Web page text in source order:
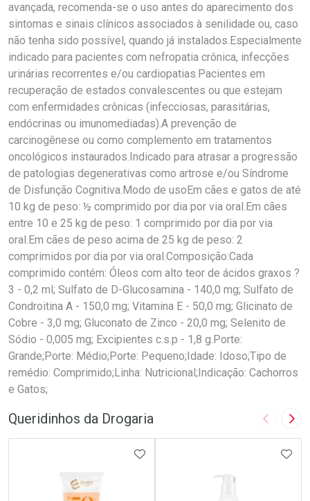
avançada, recomenda-se o uso antes do aparecimento dos
sintomas e sinais clínicos associados à senilidade ou, caso
não tenha sido possível, quando já instalados.Especialmente
indicado para pacientes com nefropatia crônica, infecções
urinárias recorrentes e/ou cardiopatias.Pacientes em
recuperação de estados convalescentes ou que estejam
com enfermidades crônicas (infecciosas, parasitárias,
endócrinas ou imunomediadas).A prevenção de
carcinogênese ou como complemento em tratamentos
oncológicos instaurados.Indicado para atrasar a progressão
de patologias degenerativas como artrose e/ou Síndrome
de Disfunção Cognitiva.Modo de usoEm cães e gatos de até
10 kg de peso: ½ comprimido por dia por via oral.Em cães
entre 10 e 25 kg de peso: 1 comprimido por dia por via
oral.Em cães de peso acima de 25 kg de peso: 2
comprimidos por dia por via oral.Composição:Cada
comprimido contém: Óleos com alto teor de ácidos graxos ?
3 - 0,2 ml; Sulfato de D-Glucosamina - 140,0 mg; Sulfato de
Condroitina A - 150,0 mg; Vitamina E - 50,0 mg; Glicinato de
Cobre - 3,0 mg; Gluconato de Zinco - 20,0 mg; Selenito de
Sódio - 0,005 mg; Excipientes c.s.p - 1,8 g.Porte:
Grande;Porte: Médio;Porte: Pequeno;Idade: Idoso;Tipo de
remédio: Comprimido;Linha: Nutricional;Indicação: Cachorros
e Gatos;
Queridinhos da Drogaria Imagem
ADICIONAR AOS FAVORITOS